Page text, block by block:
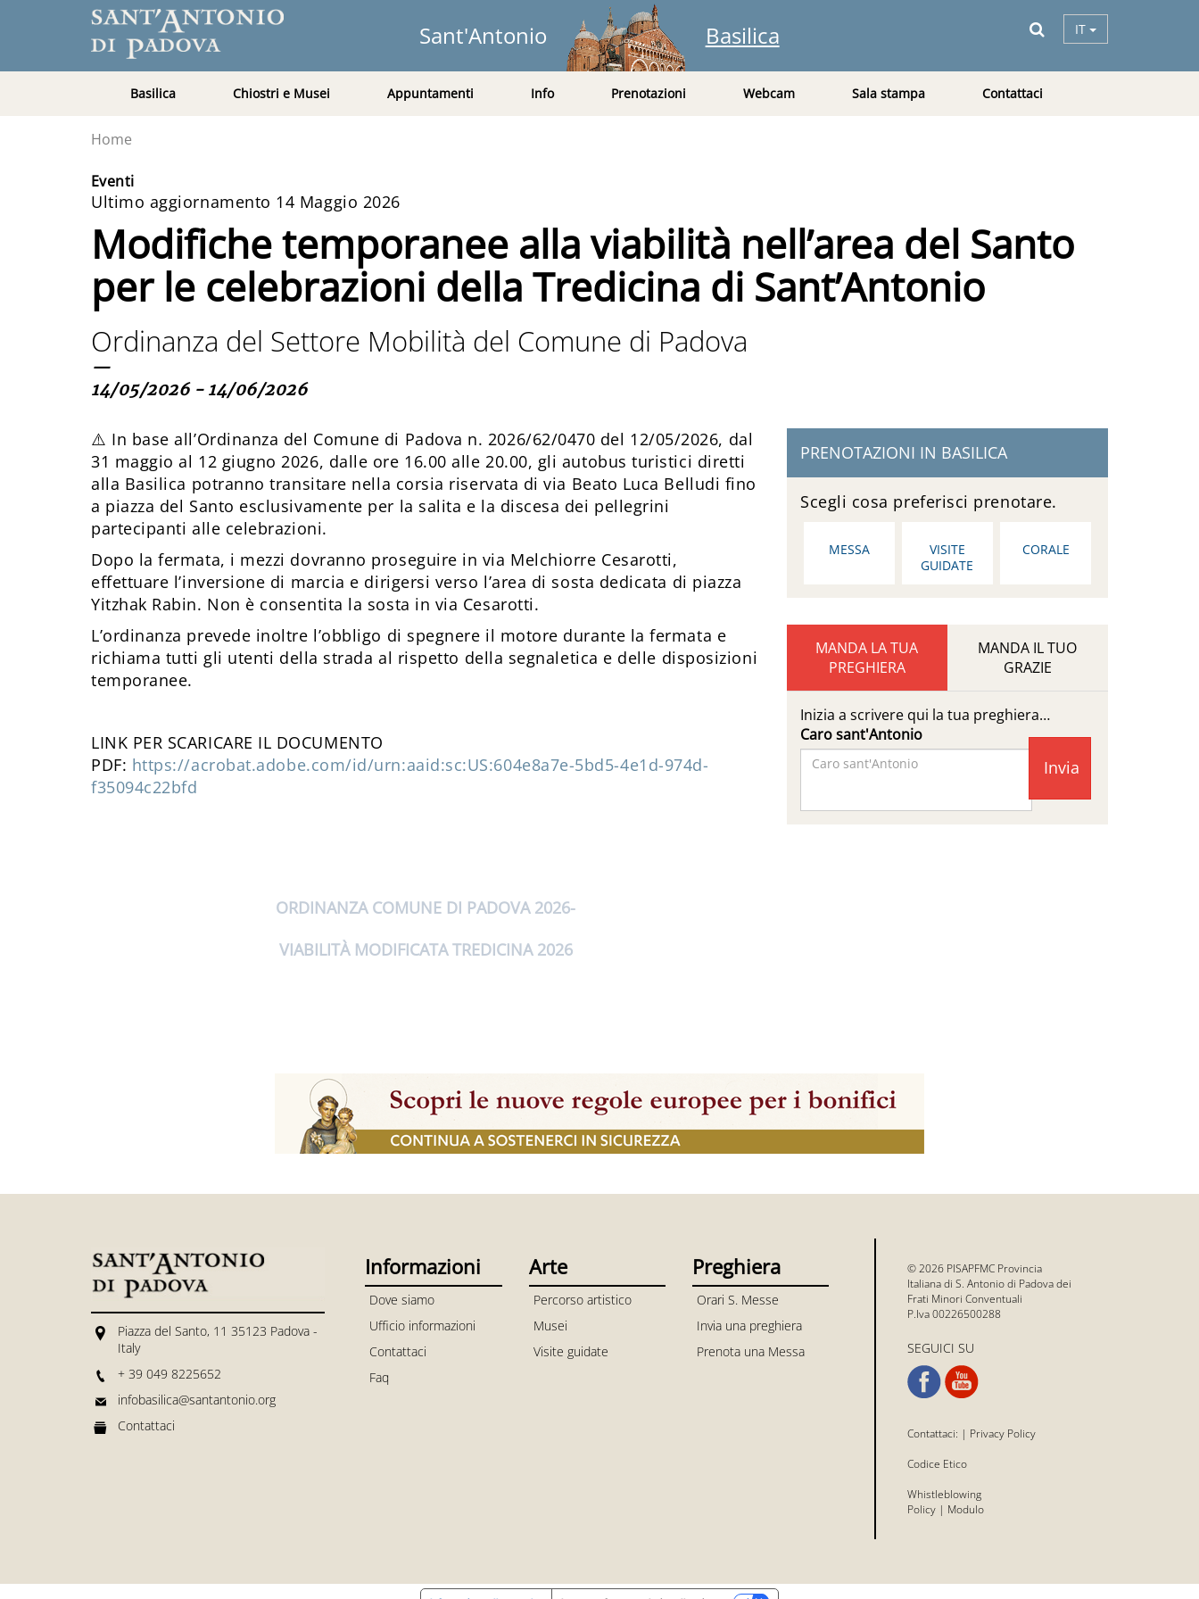
Sant'Antonio Basilica IT
Basilica Chiostri e Musei Appuntamenti Info Prenotazioni Webcam Sala stampa Contattaci
Home
Eventi
Ultimo aggiornamento 14 Maggio 2026
Modifiche temporanee alla viabilità nell’area del Santo
per le celebrazioni della Tredicina di Sant’Antonio
Ordinanza del Settore Mobilità del Comune di Padova
—
14/05/2026 - 14/06/2026
⚠️ In base all’Ordinanza del Comune di Padova n. 2026/62/0470 del 12/05/2026, dal
31 maggio al 12 giugno 2026, dalle ore 16.00 alle 20.00, gli autobus turistici diretti
alla Basilica potranno transitare nella corsia riservata di via Beato Luca Belludi fino
a piazza del Santo esclusivamente per la salita e la discesa dei pellegrini
partecipanti alle celebrazioni.
Dopo la fermata, i mezzi dovranno proseguire in via Melchiorre Cesarotti,
effettuare l’inversione di marcia e dirigersi verso l’area di sosta dedicata di piazza
Yitzhak Rabin. Non è consentita la sosta in via Cesarotti.
L’ordinanza prevede inoltre l’obbligo di spegnere il motore durante la fermata e
richiama tutti gli utenti della strada al rispetto della segnaletica e delle disposizioni
temporanee.
LINK PER SCARICARE IL DOCUMENTO
PDF: https://acrobat.adobe.com/id/urn:aaid:sc:US:604e8a7e-5bd5-4e1d-974d-
f35094c22bfd
ORDINANZA COMUNE DI PADOVA 2026
VIABILITÀ MODIFICATA TREDICINA 2026
PRENOTAZIONI IN BASILICA
Scegli cosa preferisci prenotare.
MESSA
VISITE
GUIDATE
CORALE
MANDA LA TUA
PREGHIERA
MANDA IL TUO
GRAZIE
Inizia a scrivere qui la tua preghiera…
Caro sant'Antonio
Piazza del Santo, 11 35123 Padova -
Italy
+ 39 049 8225652
infobasilica@santantonio.org
Contattaci
Informazioni
Dove siamo
Ufficio informazioni
Contattaci
Faq
Arte
Percorso artistico
Musei
Visite guidate
Preghiera
Orari S. Messe
Invia una preghiera
Prenota una Messa
© 2026 PISAPFMC Provincia
Italiana di S. Antonio di Padova dei
Frati Minori Conventuali
P.Iva 00226500288
SEGUICI SU
Contattaci: | Privacy Policy
Codice Etico
Whistleblowing
Policy| Modulo